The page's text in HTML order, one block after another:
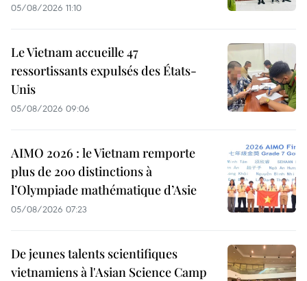
05/08/2026 11:10
Le Vietnam accueille 47
ressortissants expulsés des États-
Unis
05/08/2026 09:06
AIMO 2026 : le Vietnam remporte
plus de 200 distinctions à
l’Olympiade mathématique d’Asie
05/08/2026 07:23
De jeunes talents scientifiques
vietnamiens à l'Asian Science Camp